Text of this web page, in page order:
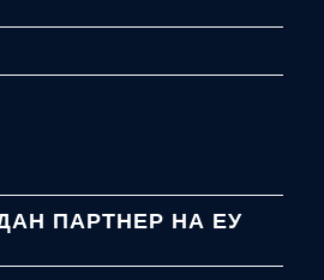
ПАРТНЕР НА ЕУ